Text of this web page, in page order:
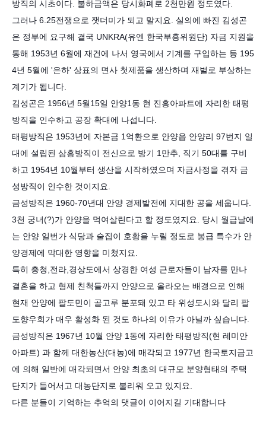
방직의 시초이다. 불하금액은 당시화폐로 2천만원 정도였다.
그러나 6.25전쟁으로 잿더미가 되고 말지요. 실의에 빠진 김성곤
은 정부에 요구해 결국 UNKRA(유엔 한국부흥위원단) 자금 지원을
통해 1953년 6월에 재건에 나서 영국에서 기계를 구입하는 등 195
4년 5월에 '은하' 상표의 면사 첫제품을 생산하며 재벌로 부상하는
계기가 됩니다.
김성곤은 1956년 5월15일 안양1동 현 진흥아파트에 자리한 태평
방직을 인수하고 공장 확대에 나섭니다.
태평방직은 1953년에 자본금 1억환으로 안양읍 안양리 97번지 일
대에 설립된 삼흥방직이 전신으로 방기 1만추, 직기 50대를 구비
하고 1954년 10월부터 생산을 시작하였으며 자금사정을 겪자 금
성방직이 인수한 것이지요.
금성방직은 1960-70년대 안양 경제발전에 지대한 공을 세웁니다.
3천 궁녀(?)가 안양을 먹여살린다고 할 정도였지요. 당시 월급날에
는 안양 일번가 식당과 술집이 호황을 누릴 정도로 봉급 특수가 안
양경제에 막대한 영향을 미쳤지요.
특히 충청,전라,경상도에서 상경한 여성 근로자들이 남자를 만나
결혼을 하고 형제 친척들까지 안양으로 올라오는 배경으로 인해
현재 안양에 팔도민이 골고루 분포돼 있고 타 위성도시와 달리 팔
도향우회가 매우 활성화 된 것도 하나의 이유가 아닐까 싶습니다.
금성방직은 1967년 10월 안양 1동에 자리한 태평방직(현 레미안
아파트) 과 함께 대한농산(대농)에 매각되고 1977년 한국토지금고
에 의해 일반에 매각되면서 안양 최초의 대규모 분양형태의 주택
단지가 들어서고 대농단지로 불리워 오고 있지요.
다른 분들이 기억하는 추억의 댓글이 이어지길 기대합니다